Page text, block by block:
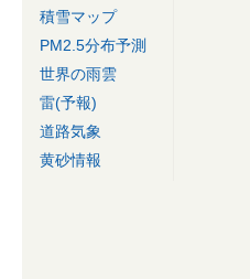
積雪マップ
PM2.5分布予測
世界の雨雲
雷(予報)
道路気象
黄砂情報